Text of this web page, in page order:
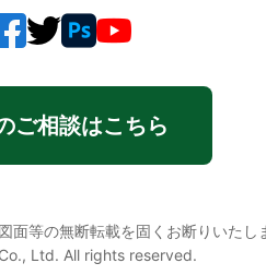
ご相談はこちら
面等の無断転載を固くお断りいたし
Ltd. All rights reserved.